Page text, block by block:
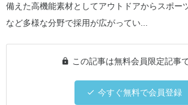
備えた高機能素材としてアウトドアからスポー
など多様な分野で採用が広がってい...
この記事は無料会員限定記事で
今すぐ無料で会員登録